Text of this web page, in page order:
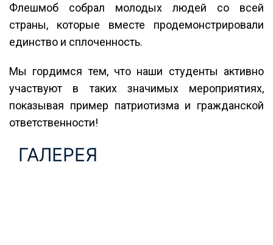
Флешмоб собрал молодых людей со всей
страны, которые вместе продемонстрировали
единство и сплоченность.
Мы гордимся тем, что наши студенты активно
участвуют в таких значимых мероприятиях,
показывая пример патриотизма и гражданской
ответственности!
ГАЛЕРЕЯ